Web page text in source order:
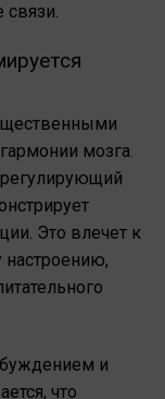
мозга.
регулирующий
Это влечет к
и
что